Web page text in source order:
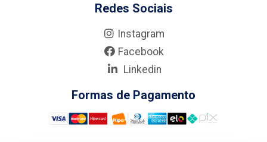
Redes Sociais
Instagram
Facebook
Linkedin
Formas de Pagamento